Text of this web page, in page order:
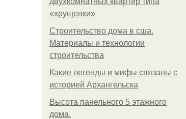
«хрущевки»
Строительство дома в сша.
Материалы и технологии
строительства
Какие легенды и мифы связаны с
историей Архангельска
Высота панельного 5 этажного
дома.